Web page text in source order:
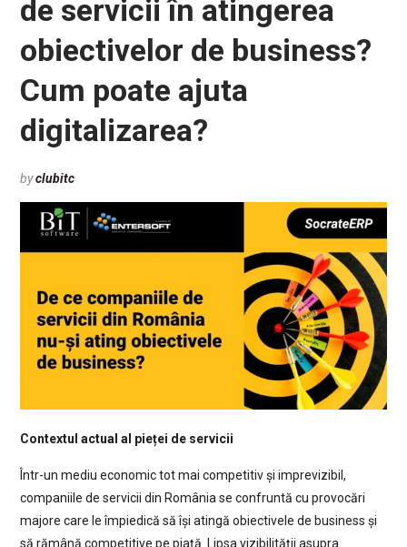
de servicii în atingerea
obiectivelor de business?
Cum poate ajuta
digitalizarea?
byclubitc
Contextul actual al pieței de servicii
Într-un mediu economic tot mai competitiv și imprevizibil,
companiile de servicii din România se confruntă cu provocări
majore care le împiedică să își atingă obiectivele de business și
să rămână competitive pe piață. Lipsa vizibilității asupra